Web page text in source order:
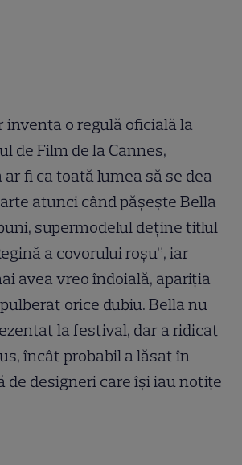
inventa o regulă oficială la
de Film de la Cannes,
fi ca toată lumea să se dea
atunci când pășește Bella
supermodelul deține titlul
a covorului roșu”, iar
avea vreo îndoială, apariția
orice dubiu. Bella nu
la festival, dar a ridicat
încât probabil a lăsat în
de designeri care își iau notițe